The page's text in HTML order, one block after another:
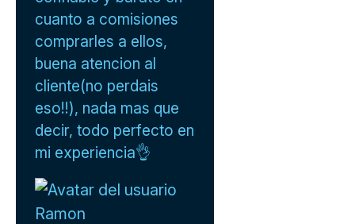
cuanto a comisiones
comprarles a ellos,
buena atencion al
cliente(no perdais
eso!!), nada mas que
decir, todo perfecto en
mi experiencia👌
Ramon